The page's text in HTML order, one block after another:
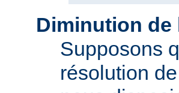
Diminution
Supposons
résolution